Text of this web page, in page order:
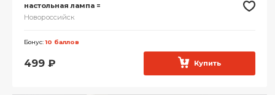
настольная лампа =
Новороссийск
Бонус:10 баллов
499 ₽ Купить